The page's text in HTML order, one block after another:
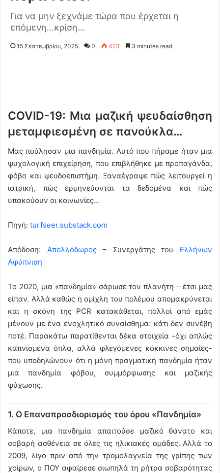
Για να μην ξεχνάμε τώρα που έρχεται η
επόμενη…κρίση…
15 Σεπτεμβρίου, 2025 0 423 3 minutes read
COVID-19: Μια μαζική ψευδαίσθηση
μεταμφιεσμένη σε πανούκλα…
Μας πούλησαν μια πανδημία. Αυτό που πήραμε ήταν μια
ψυχολογική επιχείρηση, που επιβλήθηκε με προπαγάνδα,
φόβο και ψευδοεπιστήμη. Ξαναέγραψε πώς λειτουργεί η
ιατρική, πώς ερμηνεύονται τα δεδομένα και πώς
υπακούουν οι κοινωνίες…
Πηγή: turfseer.substack.com
Απόδοση: Απολλόδωρος– Συνεργάτης του Ελλήνων
Αφύπνιση
Το 2020, μια «πανδημία» σάρωσε τον πλανήτη – έτσι μας
είπαν. Αλλά καθώς η ομίχλη του πολέμου απομακρύνεται
και η σκόνη της PCR κατακάθεται, πολλοί από εμάς
μένουν με ένα ενοχλητικό συναίσθημα: κάτι δεν συνέβη
ποτέ. Παρακάτω παρατίθενται δέκα στοιχεία -όχι απλώς
καπνισμένα όπλα, αλλά φλεγόμενες κόκκινες σημαίες-
που υποδηλώνουν ότι η μόνη πραγματική πανδημία ήταν
μια πανδημία φόβου, συμμόρφωσης και μαζικής
ψύχωσης.
1. Ο Επαναπροσδιορισμός του όρου «Πανδημία»
Κάποτε, μια πανδημία απαιτούσε μαζικό θάνατο και
σοβαρή ασθένεια σε όλες τις ηλικιακές ομάδες. Αλλά το
2009, λίγο πριν από την τρομολαγνεία της γρίπης των
χοίρων, ο ΠΟΥ αφαίρεσε σιωπηλά τη ρήτρα σοβαρότητας